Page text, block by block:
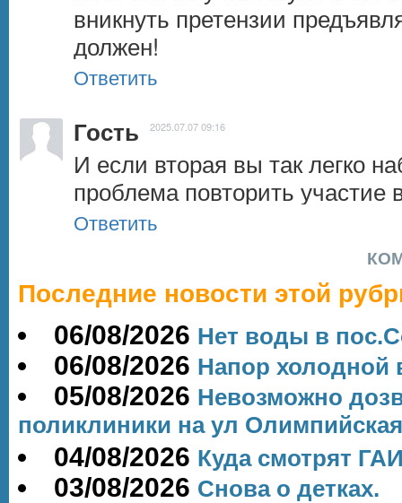
вникнуть претензии
должен!
Ответить
Гость 2025.07.07 09:16
И если вторая вы так легко
проблема повторить участие
Ответить
Последние новости этой
06/08/2026 Нет воды в
06/08/2026 Напор холодной
05/08/2026 Невозможно
поликлиники на ул
04/08/2026 Куда смотрят
03/08/2026 Снова о детках.